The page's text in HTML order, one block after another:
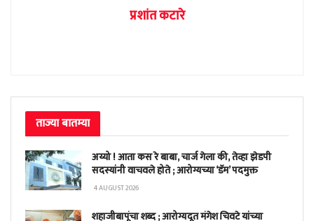
प्रशांत कटारे
ताज्या बातम्या
अय्यो ! आता कस रे बाबा, चार्ज गेला की, तेव्हा झेडपी
सदस्यांनी वाचवले होते ; आरोग्यच्या ‘डॅम’ पदमुक्त
4 AUGUST 2026
शहाजीबापूंचा शब्द ; आरोग्यदूत मंगेश चिवटे यांच्या